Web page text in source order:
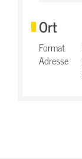
Ort
Format
Adresse